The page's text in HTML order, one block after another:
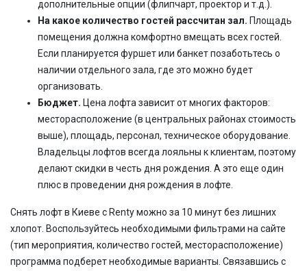
дополнительные опции (флипчарт, проектор и т.д.).
На какое количество гостей рассчитан зал. Площадь
помещения должна комфортно вмещать всех гостей.
Если планируется фуршет или банкет позаботьтесь о
наличии отдельного зала, где это можно будет
организовать.
Бюджет. Цена лофта зависит от многих факторов:
месторасположение (в центральных районах стоимость
выше), площадь, персонал, техническое оборудование.
Владельцы лофтов всегда лояльны к клиентам, поэтому
делают скидки в честь дня рождения. А это еще один
плюс в проведении дня рождения в лофте.
Снять лофт в Киеве с Renty можно за 10 минут без лишних
хлопот. Воспользуйтесь необходимыми фильтрами на сайте
(тип мероприятия, количество гостей, месторасположение)
программа подберет необходимые варианты. Связавшись с